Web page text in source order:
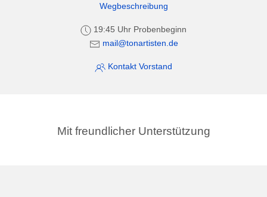
Wegbeschreibung
19:45 Uhr Probenbeginn
mail@tonartisten.de
Kontakt Vorstand
Mit freundlicher Unterstützung